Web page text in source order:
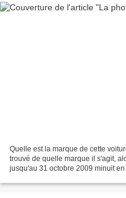
Quelle est la marque de cette
trouvé de quelle marque il s'agit,
jusqu'au 31 octobre 2009 minuit